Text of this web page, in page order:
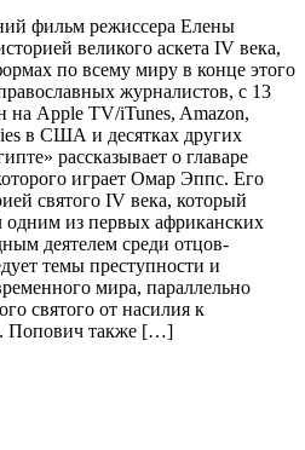
фильм режиссера Елены
великого аскета IV века,
по всему миру в конце этого
журналистов, с 13
на Apple TV/iTunes, Amazon,
в США и десятках других
рассказывает о главаре
играет Омар Эппс. Его
святого IV века, который
одним из первых африканских
деятелем среди отцов-
темы преступности и
мира, параллельно
святого от насилия к
Попович также […]